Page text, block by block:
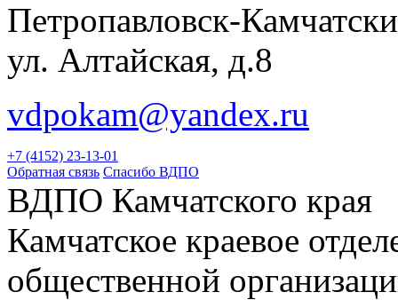
Петропавловск-
ул. Алтайская, д.8
vdpokam@yandex.ru
+7 (4152) 23-13-01
Обратная связь Спасибо ВДПО
ВДПО Камчатского края
Камчатское краевое
общественной